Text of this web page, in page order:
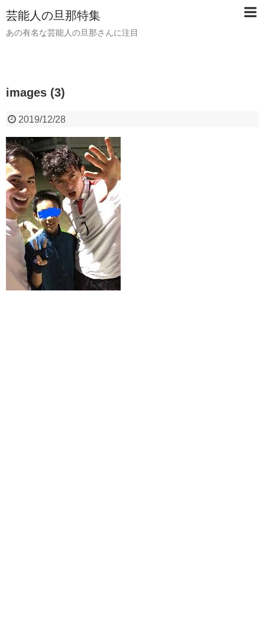
芸能人の旦那特集
あの有名な芸能人の旦那さんに注目
images (3)
2019/12/28